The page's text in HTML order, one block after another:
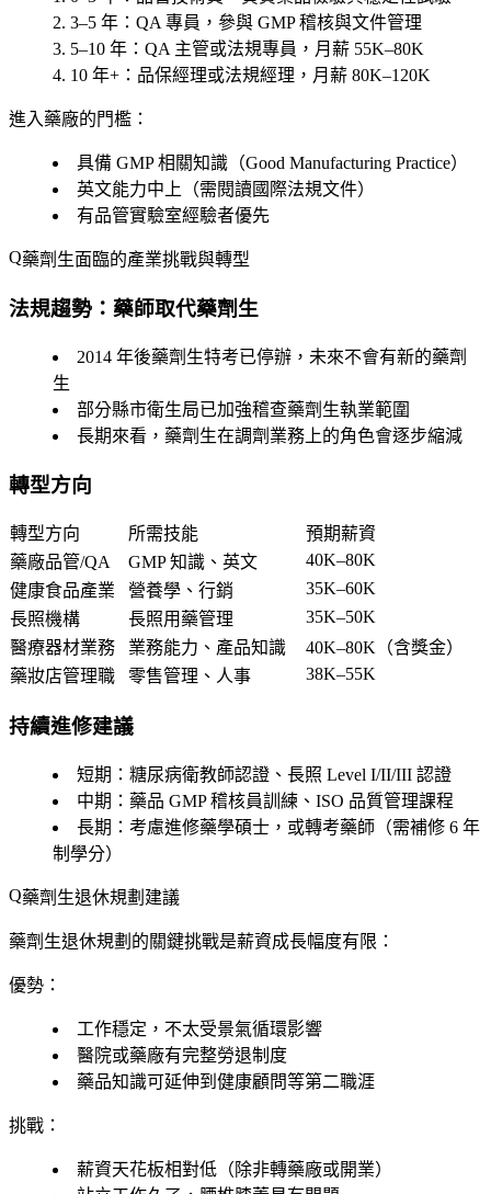
3–5 年 ：QA 專員，參與 GMP 稽核與文件管理
5–10 年 ：QA 主管或法規專員，月薪 55K–80K
10 年+ ：品保經理或法規經理，月薪 80K–120K
進入藥廠的門檻：
具備 GMP 相關知識（Good Manufacturing Practice）
英文能力中上（需閱讀國際法規文件）
有品管實驗室經驗者優先
藥劑生面臨的產業挑戰與轉型
法規趨勢：藥師取代藥劑生
2014 年後藥劑生特考已停辦，未來不會有新的藥劑
生
部分縣市衛生局已加強稽查藥劑生執業範圍
長期來看，藥劑生在調劑業務上的角色會逐步縮減
轉型方向
轉型方向 所需技能
預期薪資
藥廠品管/QA
GMP 知識、英文
40K–80K
健康食品產業
營養學、行銷
35K–60K
長照機構
長照用藥管理
35K–50K
醫療器材業務
業務能力、產品知識
40K–80K（含獎金）
藥妝店管理職
零售管理、人事 38K–55K
持續進修建議
短期 ：糖尿病衛教師認證、長照 Level I/II/III 認證
中期 ：藥品 GMP 稽核員訓練、ISO 品質管理課程
長期 ：考慮進修藥學碩士，或轉考藥師（需補修 6 年
制學分）
藥劑生退休規劃建議
藥劑生退休規劃的關鍵挑戰是薪資成長幅度有限 ：
優勢：
工作穩定，不太受景氣循環影響
醫院或藥廠有完整勞退制度
藥品知識可延伸到健康顧問等第二職涯
挑戰：
薪資天花板相對低（除非轉藥廠或開業）